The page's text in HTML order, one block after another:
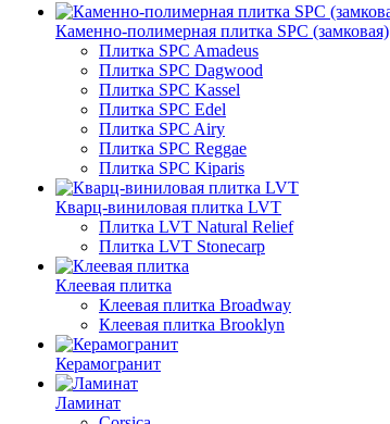
Каменно-полимерная плитка SPC (замковая)
Плитка SPC Amadeus
Плитка SPC Dagwood
Плитка SPC Kassel
Плитка SPC Edel
Плитка SPC Airy
Плитка SPC Reggae
Плитка SPC Kiparis
Кварц-виниловая плитка LVT
Плитка LVT Natural Relief
Плитка LVT Stonecarp
Клеевая плитка
Клеевая плитка Broadway
Клеевая плитка Brooklyn
Керамогранит
Ламинат